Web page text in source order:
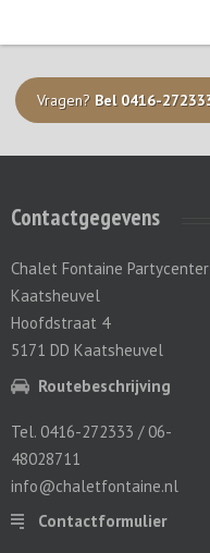
Vragen? Bel 0416-
Contactgegevens
Chalet Fontaine Partycenter
Kaatsheuvel
Hoofdstraat 4
5171 DD Kaatsheuvel
Routebeschrijving
Tel. 0416-272333 / 06-
48028711
info@chaletfontaine.nl
Contactformulier